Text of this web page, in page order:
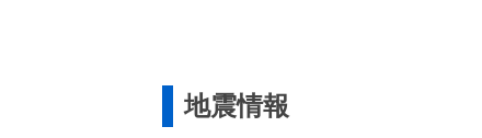
地震情報